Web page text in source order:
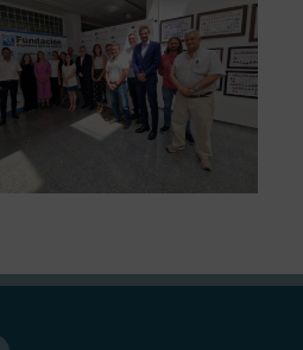
La USC aborda el papel de la
minería y el reciclaje en la
transición energética en su
curso de verano